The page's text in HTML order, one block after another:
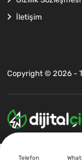
Telefon
İletişim
Copyright © 2026 -